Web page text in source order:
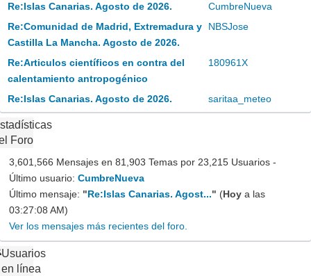
Re:Islas Canarias. Agosto de 2026.
CumbreNueva
Re:Comunidad de Madrid, Extremadura y
Castilla La Mancha. Agosto de 2026.
NBSJose
Re:Articulos científicos en contra del
calentamiento antropogénico
180961X
Re:Islas Canarias. Agosto de 2026. saritaa_meteo
Foro
3,601,566 Mensajes en 81,903 Temas por 23,215 Usuarios -
Último usuario: CumbreNueva
Último mensaje: "Re:Islas Canarias. Agost..." (Hoy a las
03:27:08 AM)
Ver los mensajes más recientes del foro.
Usuarios
en línea